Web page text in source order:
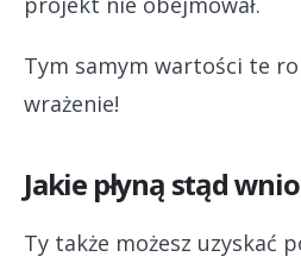
Tym samym wartości te
wrażenie!
Jakie płyną stąd
Ty także możesz uzyskać